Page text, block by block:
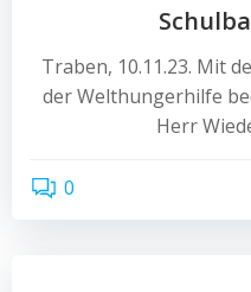
Traben, 10.11.23. Mit
der Welthungerhilfe
Herr
0